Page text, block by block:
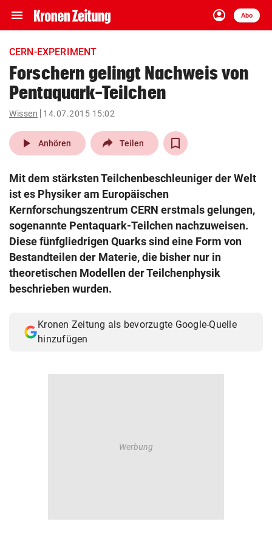
menu Navigation
ein-/ausklappen
account_circle
Anmelden
Abo
close Schließen
account_circle Anmelden
pin_drop
Wien arrow_right
search
Suchbegriff
eingeben
© Krone Multimedia GmbH & Co KG 2026
CERN-EXPERIMENT
Forschern gelingt Nachweis von
Pentaquark-Teilchen
Wissen 14.07.2015 15:02
play_arrow Anhören Teilen
Mit dem stärksten Teilchenbeschleuniger der Welt
ist es Physiker am Europäischen
Kernforschungszentrum CERN erstmals gelungen,
sogenannte Pentaquark-Teilchen nachzuweisen.
Diese fünfgliedrigen Quarks sind eine Form von
Bestandteilen der Materie, die bisher nur in
theoretischen Modellen der Teilchenphysik
beschrieben wurden.
Kronen Zeitung als bevorzugte Google-Quelle
hinzufügen